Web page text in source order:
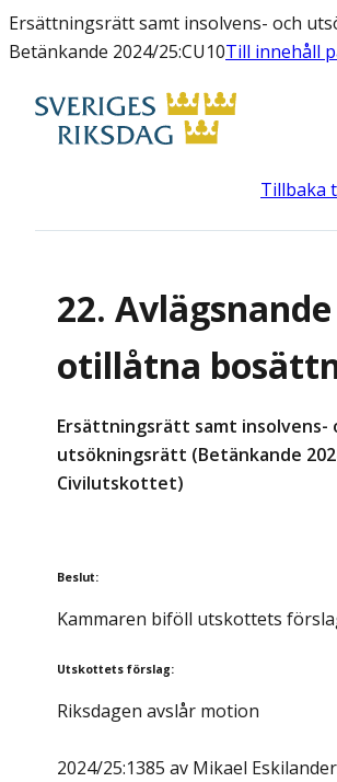
Ersättningsrätt samt insolvens- och
Betänkande 2024/25:CU10Till innehåll
Tillbaka
22.
otillåtna
Ersättningsrätt samt insolvens-
utsökningsrätt (Betänkande
Civilutskottet)
Beslut:
Kammaren biföll utskottets
Utskottets förslag:
Riksdagen avslår motion
2024/25:1385 av Mikael